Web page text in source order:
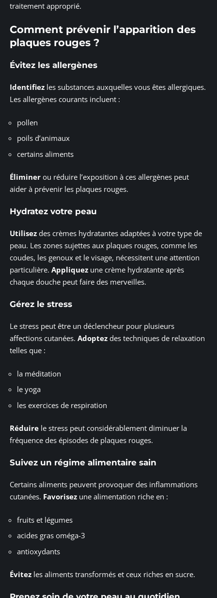
traitement approprié.
Comment prévenir l’apparition des
plaques rouges ?
Évitez les allergènes
Identifiez les substances auxquelles vous êtes allergiques.
Les allergènes courants incluent :
pollen
poils d’animaux
certains aliments
Éliminer ou réduire l’exposition à ces allergènes peut
aider à prévenir les plaques rouges.
Hydratez votre peau
Utilisez des crèmes hydratantes adaptées à votre type de
peau. Les zones sujettes aux plaques rouges, comme les
coudes, les genoux et le visage, nécessitent une attention
particulière. Appliquez une crème hydratante après
chaque douche peut faire des merveilles.
Gérez le stress
Le stress peut être un déclencheur pour plusieurs
affections cutanées. Adoptez des techniques de relaxation
telles que :
la méditation
le yoga
les exercices de respiration
Réduire le stress peut considérablement diminuer la
fréquence des épisodes de plaques rouges.
Suivez un régime alimentaire sain
Certains aliments peuvent provoquer des inflammations
cutanées. Favorisez une alimentation riche en :
fruits et légumes
acides gras oméga-3
antioxydants
Évitez les aliments transformés et ceux riches en sucre.